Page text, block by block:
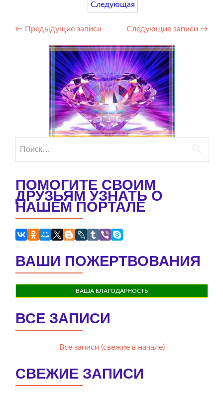
Следующая
Навигация
записям
← Предыдущие записи Следующие записи →
ПОМОГИТЕ СВОИМ
ДРУЗЬЯМ УЗНАТЬ О
НАШЕМ ПОРТАЛЕ
ВАШИ ПОЖЕРТВОВАНИЯ
ВАША БЛАГОДАРНОСТЬ
ВСЕ ЗАПИСИ
Все записи (свежие в начале)
СВЕЖИЕ ЗАПИСИ